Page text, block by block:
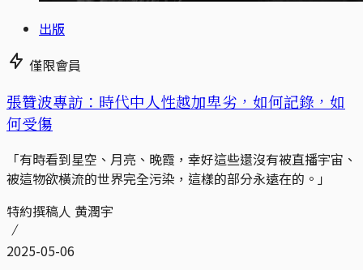
出版
僅限會員
張贊波專訪：時代中人性越加卑劣，如何記錄，如
何受傷
「有時看到星空、月亮、晚霞，幸好這些還沒有被直播宇宙、
被這物欲橫流的世界完全污染，這樣的部分永遠在的。」
特約撰稿人 黄潤宇
2025-05-06